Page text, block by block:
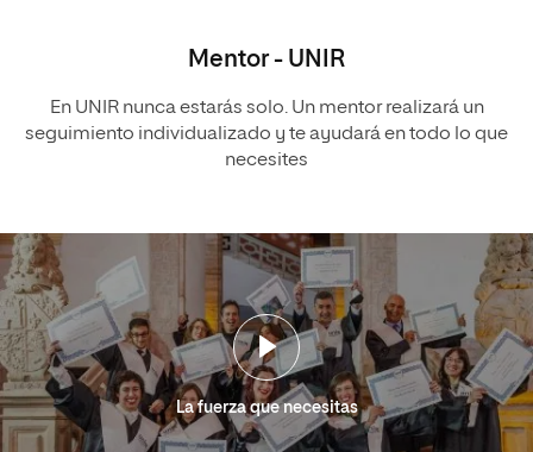
Mentor - UNIR
En UNIR nunca estarás solo. Un mentor realizará un
seguimiento individualizado y te ayudará en todo lo que
necesites
La fuerza que necesitas